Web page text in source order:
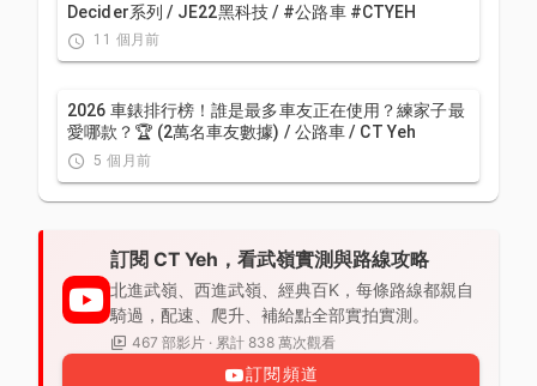
Decider系列 / JE22黑科技 / #公路車 #CTYEH
11 個月前
2026 車錶排行榜！誰是最多車友正在使用？練家子最
愛哪款？🏆 (2萬名車友數據) / 公路車 / CT Yeh
5 個月前
訂閱 CT Yeh，看武嶺實測與路線攻略
北進武嶺、西進武嶺、經典百K，每條路線都親自
騎過，配速、爬升、補給點全部實拍實測。
467 部影片 · 累計 838 萬次觀看
訂閱頻道